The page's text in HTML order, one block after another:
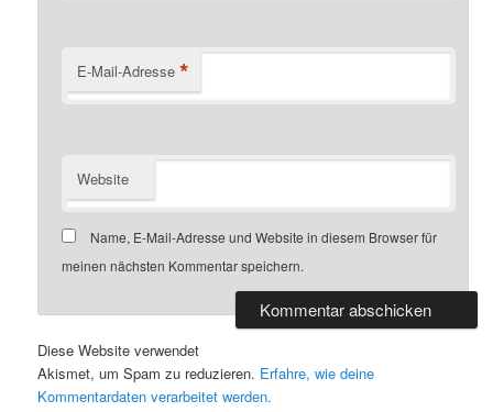
E-Mail-Adresse *
Website
Name, E-Mail-Adresse und Website in diesem Browser für
meinen nächsten Kommentar speichern.
Diese Website verwendet
Akismet, um Spam zu reduzieren. Erfahre, wie deine
Kommentardaten verarbeitet werden.